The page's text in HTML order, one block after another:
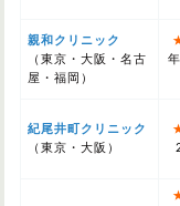
親和クリニック
（東京・大阪・名古
屋・福岡）
紀尾井町クリニック
（東京・大阪）